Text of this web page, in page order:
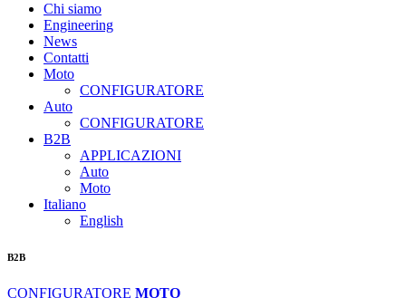
Chi siamo
Engineering
News
Contatti
Moto
CONFIGURATORE
Auto
CONFIGURATORE
B2B
APPLICAZIONI
Auto
Moto
Italiano
English
B2B
CONFIGURATORE MOTO